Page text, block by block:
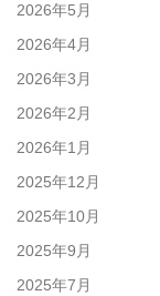
2026年5月
2026年4月
2026年3月
2026年2月
2026年1月
2025年12月
2025年10月
2025年9月
2025年7月